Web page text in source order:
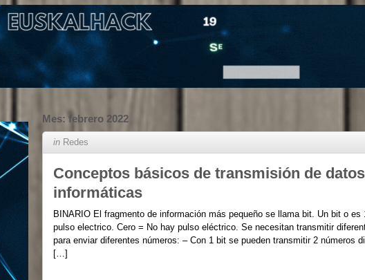
Mes:febrero 2022
in Redes
Conceptos básicos de transmisión de
informáticas
BINARIO El fragmento de información más pequeño se llama bit. Un bit o
pulso electrico. Cero = No hay pulso eléctrico. Se necesitan transmitir
para enviar diferentes números: – Con 1 bit se pueden transmitir 2 números
[…]